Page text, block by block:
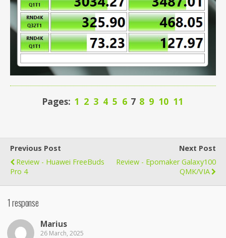
Pages: 1 2 3 4 5 6 7 8 9 10 11
Previous Post
Review - Huawei FreeBuds
Pro 4
Next Post
Review - Epomaker Galaxy100
QMK/VIA
1 response
Marius
26 March, 2025